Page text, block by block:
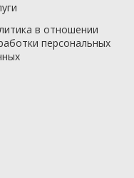
в отношении
персональных